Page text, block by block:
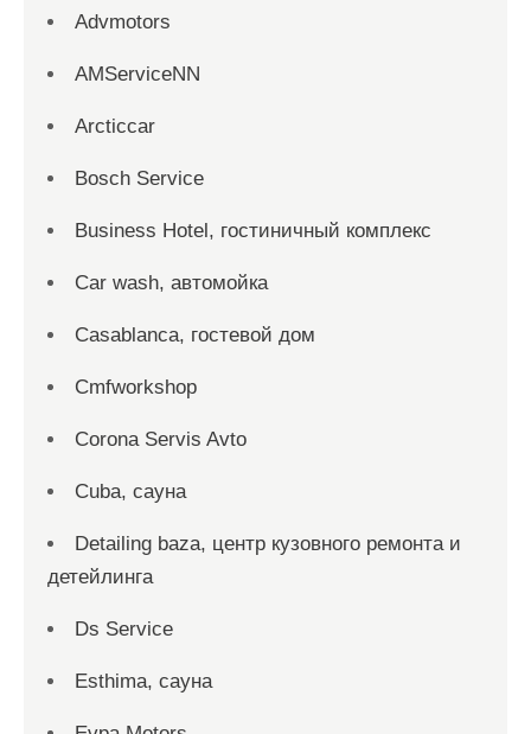
Advmotors
AMServiceNN
Arcticcar
Bosch Service
Business Hotel, гостиничный комплекс
Car wash, автомойка
Casablanca, гостевой дом
Cmfworkshop
Corona Servis Avto
Cuba, сауна
Detailing baza, центр кузовного ремонта и
детейлинга
Ds Service
Esthima, сауна